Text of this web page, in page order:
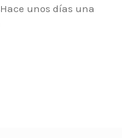
unos días una